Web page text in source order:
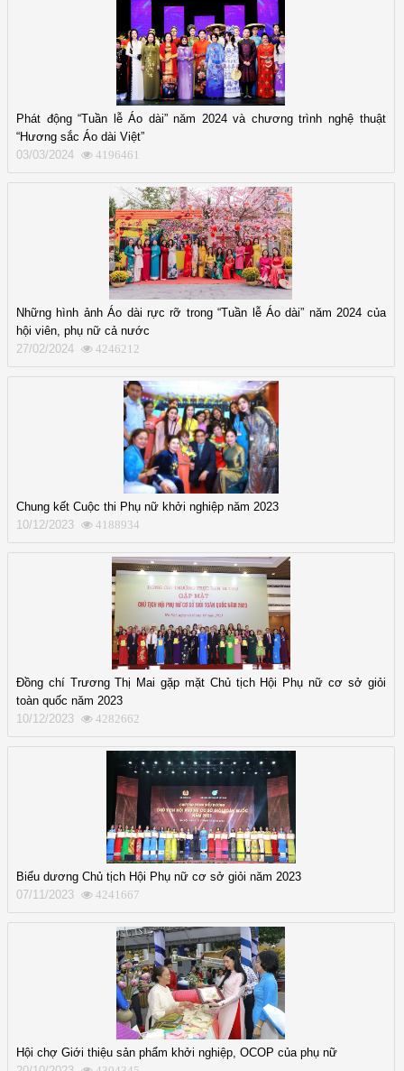
Phát động “Tuần lễ Áo dài” năm 2024 và chương trình nghệ thuật
“Hương sắc Áo dài Việt”
03/03/2024
4196461
Những hình ảnh Áo dài rực rỡ trong “Tuần lễ Áo dài” năm 2024 của
hội viên, phụ nữ cả nước
27/02/2024
4246212
Chung kết Cuộc thi Phụ nữ khởi nghiệp năm 2023
10/12/2023
4188934
Đồng chí Trương Thị Mai gặp mặt Chủ tịch Hội Phụ nữ cơ sở giỏi
toàn quốc năm 2023
10/12/2023
4282662
Biểu dương Chủ tịch Hội Phụ nữ cơ sở giỏi năm 2023
07/11/2023
4241667
Hội chợ Giới thiệu sản phẩm khởi nghiệp, OCOP của phụ nữ